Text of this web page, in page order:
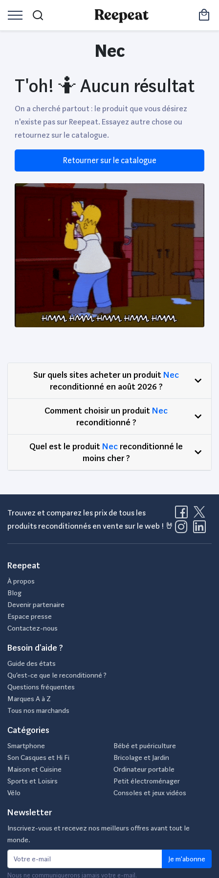
Nec
T'oh! 🤷 Aucun résultat
On a cherché partout : le produit que vous désirez
n'existe pas sur Reepeat. Essayez autre chose ou
retournez sur le catalogue.
Retourner sur le catalogue
Sur quels sites acheter un produit Nec
reconditionné en août 2026 ?
Comment choisir un produit Nec
reconditionné ?
Quel est le produit Nec reconditionné le
moins cher ?
Trouvez et comparez les prix de tous les
produits reconditionnés en vente sur le web ! 🤘
Reepeat
À propos
Blog
Devenir partenaire
Espace presse
Contactez-nous
Besoin d'aide ?
Guide des états
Qu’est-ce que le reconditionné ?
Questions fréquentes
Marques A à Z
Tous nos marchands
Catégories
Smartphone
Son Casques et Hi Fi
Maison et Cuisine
Sports et Loisirs
Vélo
Bébé et puériculture
Bricolage et Jardin
Ordinateur portable
Petit électroménager
Consoles et jeux vidéos
Newsletter
Inscrivez-vous et recevez nos meilleurs offres avant tout le
monde.
Je m'abonne
Nous ne communiquerons jamais votre e-mail.